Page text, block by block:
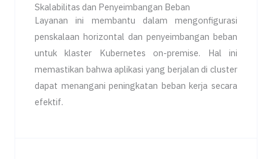
Skalabilitas dan Penyeimbangan Beban
Layanan ini membantu dalam mengonfigurasi
penskalaan horizontal dan penyeimbangan beban
untuk klaster Kubernetes on-premise. Hal ini
memastikan bahwa aplikasi yang berjalan di cluster
dapat menangani peningkatan beban kerja secara
efektif.